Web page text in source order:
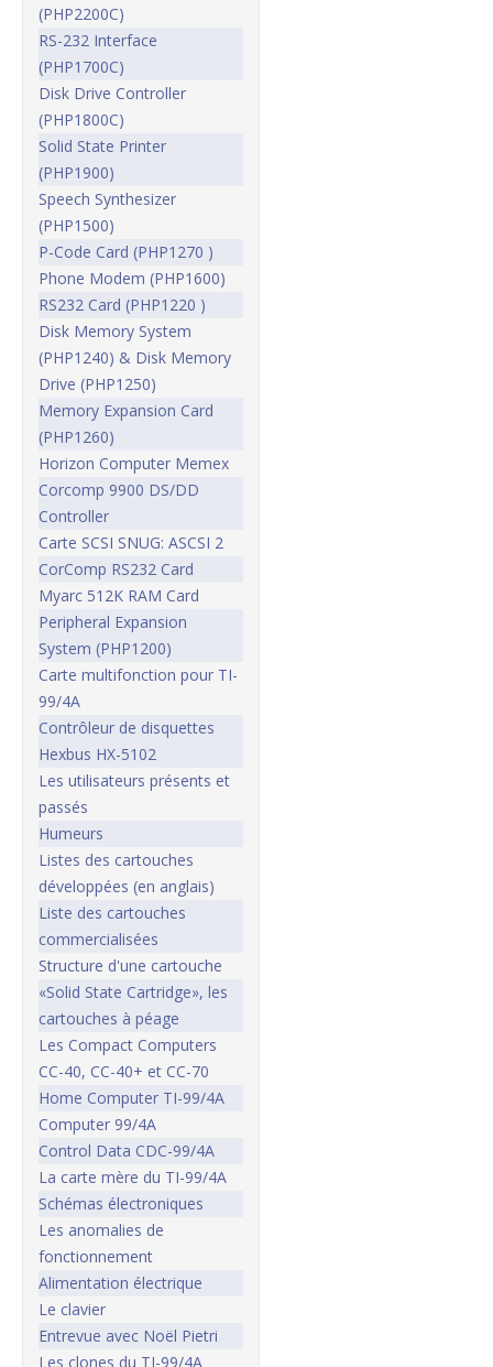
(PHP2200C)
RS-232 Interface
(PHP1700C)
Disk Drive Controller
(PHP1800C)
Solid State Printer
(PHP1900)
Speech Synthesizer
(PHP1500)
P-Code Card (PHP1270 )
Phone Modem (PHP1600)
RS232 Card (PHP1220 )
Disk Memory System
(PHP1240) & Disk Memory
Drive (PHP1250)
Memory Expansion Card
(PHP1260)
Horizon Computer Memex
Corcomp 9900 DS/DD
Controller
Carte SCSI SNUG: ASCSI 2
CorComp RS232 Card
Myarc 512K RAM Card
Peripheral Expansion
System (PHP1200)
Carte multifonction pour TI-
99/4A
Contrôleur de disquettes
Hexbus HX-5102
Les utilisateurs présents et
passés
Humeurs
Listes des cartouches
développées (en anglais)
Liste des cartouches
commercialisées
Structure d'une cartouche
«Solid State Cartridge», les
cartouches à péage
Les Compact Computers
CC-40, CC-40+ et CC-70
Home Computer TI-99/4A
Computer 99/4A
Control Data CDC-99/4A
La carte mère du TI-99/4A
Schémas électroniques
Les anomalies de
fonctionnement
Alimentation électrique
Le clavier
Entrevue avec Noël Pietri
Les clones du TI-99/4A